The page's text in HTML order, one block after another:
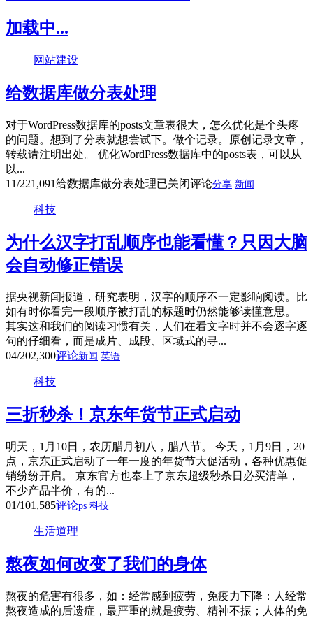
加载中...
网站建设
给数据库做分表处理
对于WordPress数据库的posts文章表很大，怎么优化是个头疼
的问题。想到了分表就想尝试下。做个记录。原创记录文章，
转载请注明出处。 优化WordPress数据库中的posts表，可以从
以...
11/221,091给数据库做分表处理已关闭评论分享 新闻
科技
为什么汉字打乱顺序也能看懂？只因大脑
会自动修正错误
据央视新闻报道，研究表明，汉字的顺序不一定影响阅读。比
如有时你看完一段顺序被打乱的标题时仍然能够读懂意思。
其实这和我们的阅读习惯有关，人们在看文字时并不会逐字逐
句的仔细看，而是成片、成段、区域式的寻...
04/202,300评论新闻 英语
科技
三折秒杀！京东年货节正式启动
明天，1月10日，农历腊月初八，腊八节。 今天，1月9日，20
点，京东正式启动了一年一度的年货节大促活动，各种优惠促
销纷纷开启。 京东官方也奉上了京东超级秒杀日必买清单，
不少产品半价，有的...
01/101,585评论ps 科技
生活道理
熬夜如何改变了我们的身体
熬夜的危害有很多，如：经常感到疲劳，免疫力下降：人经常
熬夜造成的后遗症，最严重的就是疲劳、精神不振；人体的免